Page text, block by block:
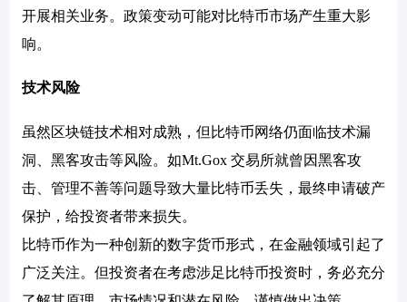
开展相关业务。政策变动可能对比特币市场产生重大影
响。
技术风险
虽然区块链技术相对成熟，但比特币网络仍面临技术漏
洞、黑客攻击等风险。如Mt.Gox 交易所就曾因黑客攻
击、管理不善等问题导致大量比特币丢失，最终申请破产
保护，给投资者带来损失。
比特币作为一种创新的数字货币形式，在金融领域引起了
广泛关注。但投资者在考虑涉足比特币投资时，务必充分